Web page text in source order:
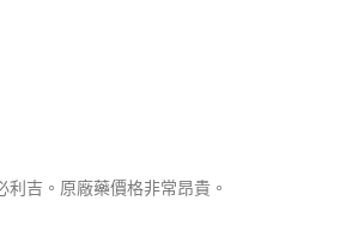
吉。原廠藥價格非常昂貴。